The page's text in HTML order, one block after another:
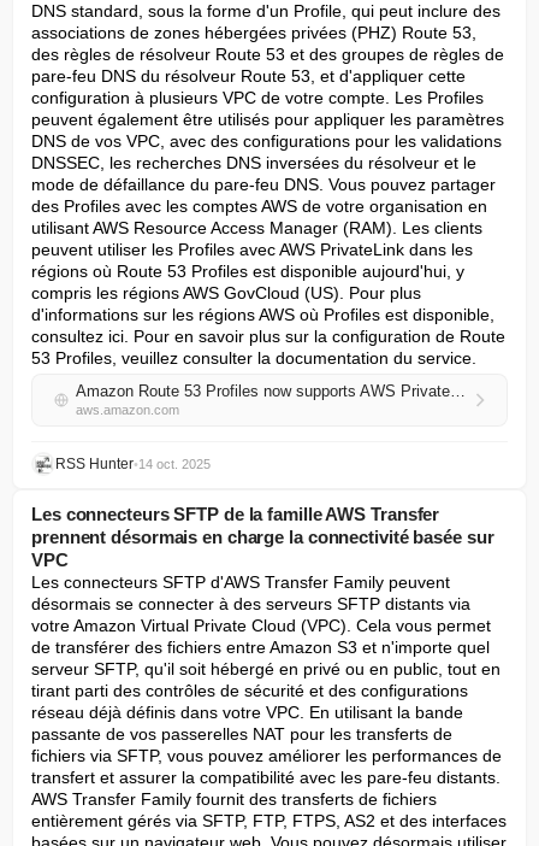
DNS standard, sous la forme d'un Profile, qui peut inclure des
associations de zones hébergées privées (PHZ) Route 53,
des règles de résolveur Route 53 et des groupes de règles de
pare-feu DNS du résolveur Route 53, et d'appliquer cette
configuration à plusieurs VPC de votre compte. Les Profiles
peuvent également être utilisés pour appliquer les paramètres
DNS de vos VPC, avec des configurations pour les validations
DNSSEC, les recherches DNS inversées du résolveur et le
mode de défaillance du pare-feu DNS. Vous pouvez partager
des Profiles avec les comptes AWS de votre organisation en
utilisant AWS Resource Access Manager (RAM). Les clients
peuvent utiliser les Profiles avec AWS PrivateLink dans les
régions où Route 53 Profiles est disponible aujourd'hui, y
compris les régions AWS GovCloud (US). Pour plus
d'informations sur les régions AWS où Profiles est disponible,
consultez ici. Pour en savoir plus sur la configuration de Route
53 Profiles, veuillez consulter la documentation du service.
Amazon Route 53 Profiles now supports AWS PrivateLink
aws.amazon.com
RSS Hunter•14 oct. 2025
Les connecteurs SFTP de la famille AWS Transfer
prennent désormais en charge la connectivité basée sur
VPC
Les connecteurs SFTP d'AWS Transfer Family peuvent
désormais se connecter à des serveurs SFTP distants via
votre Amazon Virtual Private Cloud (VPC). Cela vous permet
de transférer des fichiers entre Amazon S3 et n'importe quel
serveur SFTP, qu'il soit hébergé en privé ou en public, tout en
tirant parti des contrôles de sécurité et des configurations
réseau déjà définis dans votre VPC. En utilisant la bande
passante de vos passerelles NAT pour les transferts de
fichiers via SFTP, vous pouvez améliorer les performances de
transfert et assurer la compatibilité avec les pare-feu distants.
AWS Transfer Family fournit des transferts de fichiers
entièrement gérés via SFTP, FTP, FTPS, AS2 et des interfaces